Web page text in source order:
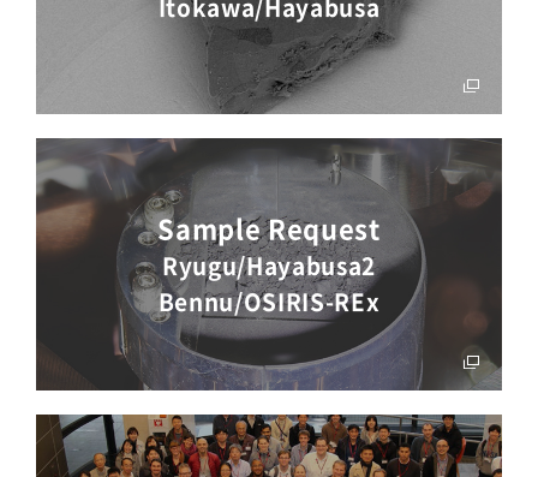
Itokawa/Hayabusa
Sample Request
Ryugu/Hayabusa2
Bennu/OSIRIS-REx